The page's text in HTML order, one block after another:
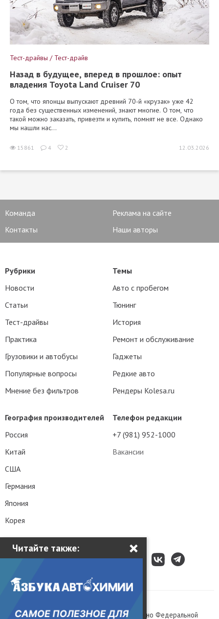
Читайте также: ×
Тест-драйвы / Тест-драйв
Назад в будущее, вперед в прошлое: опыт
владения Toyota Land Cruiser 70
О том, что японцы выпускают древний 70-й «крузак» уже 42
года без существенных изменений, знают многие. О том, что
такой можно заказать, привезти и купить, помнят не все. Однако
мы нашли нас...
15861 4 2 12.03.2026
Команда
Реклама на сайте
Контакты
Наши авторы
Телефон редакции
+7 (981) 952-1000
Вакансии
Рубрики
Новости
Статьи
Тест-драйвы
Практика
Грузовики и автобусы
Популярные вопросы
Мнение без фильтров
Темы
Авто с пробегом
Тюнинг
История
Ремонт и обслуживание
Гаджеты
Редкие авто
Рендеры Kolesa.ru
География производителей
Россия
Китай
США
Германия
Япония
Корея
Сетевое издание «Kolesa.ru», зарегистрировано Федеральной